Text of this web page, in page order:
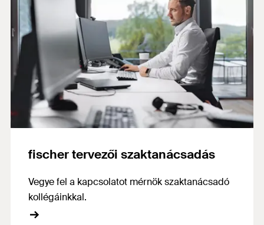
fischer tervezői szaktanácsadás
Vegye fel a kapcsolatot mérnök szaktanácsadó
kollégáinkkal.